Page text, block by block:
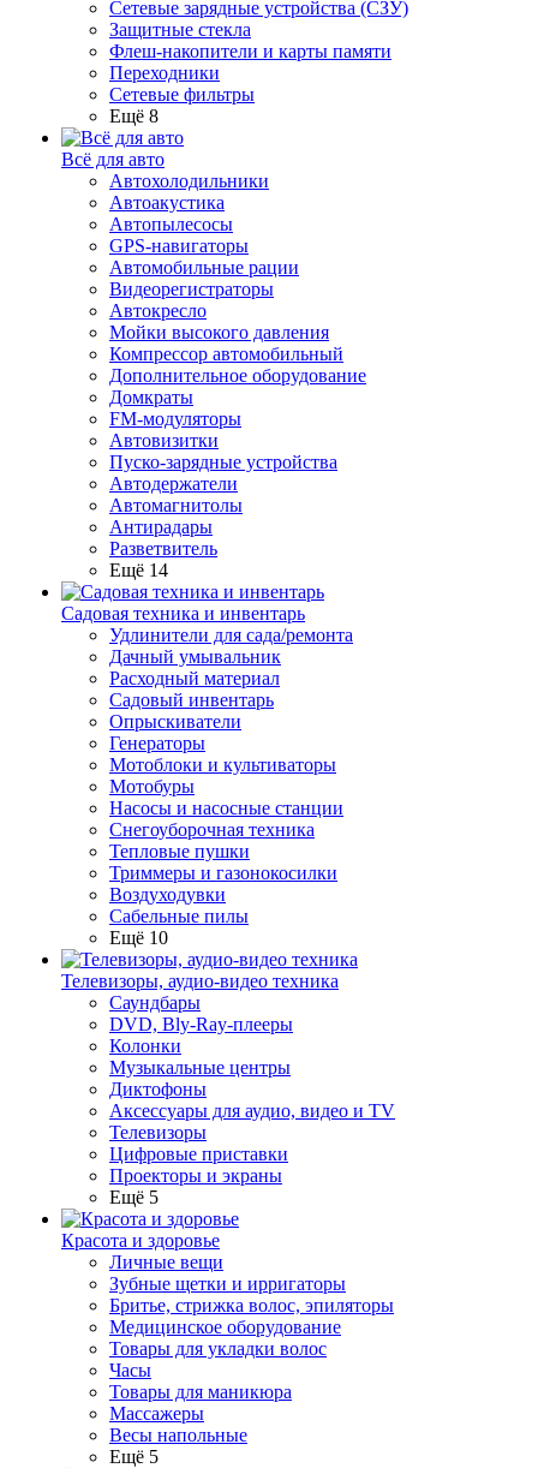
Сетевые зарядные устройства (СЗУ)
Защитные стекла
Флеш-накопители и карты памяти
Переходники
Сетевые фильтры
Ещё 8
Всё для авто
Автохолодильники
Автоакустика
Автопылесосы
GPS-навигаторы
Автомобильные рации
Видеорегистраторы
Автокресло
Мойки высокого давления
Компрессор автомобильный
Дополнительное оборудование
Домкраты
FM-модуляторы
Автовизитки
Пуско-зарядные устройства
Автодержатели
Автомагнитолы
Антирадары
Разветвитель
Ещё 14
Садовая техника и инвентарь
Удлинители для сада/ремонта
Дачный умывальник
Расходный материал
Садовый инвентарь
Опрыскиватели
Генераторы
Мотоблоки и культиваторы
Мотобуры
Насосы и насосные станции
Снегоуборочная техника
Тепловые пушки
Триммеры и газонокосилки
Воздуходувки
Сабельные пилы
Ещё 10
Телевизоры, аудио-видео техника
Саундбары
DVD, Bly-Ray-плееры
Колонки
Музыкальные центры
Диктофоны
Аксессуары для аудио, видео и TV
Телевизоры
Цифровые приставки
Проекторы и экраны
Ещё 5
Красота и здоровье
Личные вещи
Зубные щетки и ирригаторы
Бритье, стрижка волос, эпиляторы
Медицинское оборудование
Товары для укладки волос
Часы
Товары для маникюра
Массажеры
Весы напольные
Ещё 5